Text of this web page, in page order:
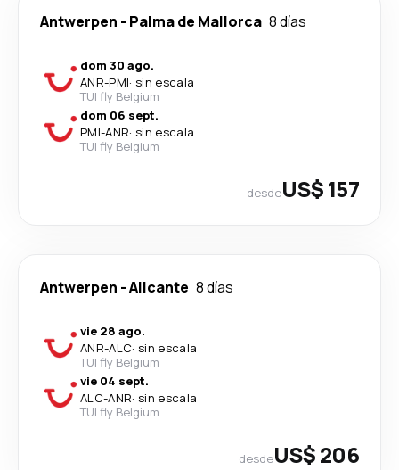
Antwerpen - Palma de Mallorca 8 días
dom 30 ago.
ANR-PMI· sin escala
TUI fly Belgium
dom 06 sept.
PMI-ANR· sin escala
TUI fly Belgium
desdeUS$ 157
Antwerpen -Alicante 8 días
vie 28 ago.
ANR-ALC· sin escala
TUI fly Belgium
vie 04 sept.
ALC-ANR· sin escala
TUI fly Belgium
desdeUS$ 206